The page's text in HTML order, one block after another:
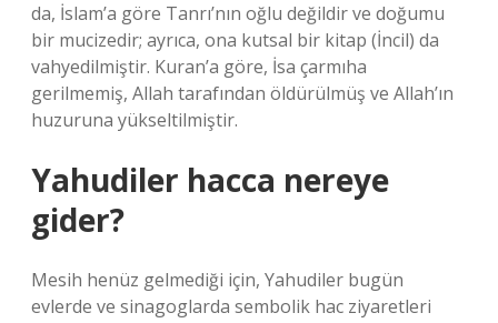
da, İslam’a göre Tanrı’nın oğlu değildir ve doğumu
bir mucizedir; ayrıca, ona kutsal bir kitap (İncil) da
vahyedilmiştir. Kuran’a göre, İsa çarmıha
gerilmemiş, Allah tarafından öldürülmüş ve Allah’ın
huzuruna yükseltilmiştir.
Yahudiler hacca nereye
gider?
Mesih henüz gelmediği için, Yahudiler bugün
evlerde ve sinagoglarda sembolik hac ziyaretleri